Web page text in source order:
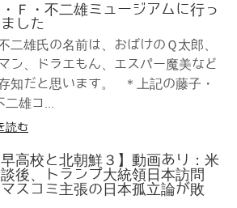
Ｆ・不二雄ミュージアムに行っ
した
二雄氏の名前は、おばけのＱ太郎、
ン、ドラエもん、エスパー魔美など
知だと思います。 ＊上記の藤子・
二雄コ...
読む
早高校と北朝鮮３】動画あり：米
後、トランプ大統領日本訪問
スコミ主張の日本孤立論が敗